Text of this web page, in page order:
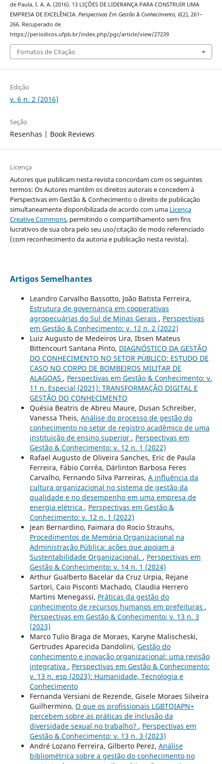
de Paula, I. A. A. (2016). 13 LIÇÕES DE LIDERANÇA PARA CONSTRUIR UMA
EMPRESA DE EXCELÊNCIA. Perspectivas Em Gestão & Conhecimento, 6(2), 261–
266. Recuperado de
https://periodicos.ufpb.br/index.php/pgc/article/view/27239
Fomatos de Citação
Edição
v. 6 n. 2 (2016)
Seção
Resenhas | Book Reviews
Licença
Autores que publicam nesta revista concordam com os seguintes
termos: Os Autores mantêm os direitos autorais e concedem à
Perspectivas em Gestão & Conhecimento o direito de publicação
simultaneamente disponibilizada de acordo com uma Licença
Creative Commons, permitindo o compartilhamento sem fins
lucrativos de sua obra pelo seu uso/citação de modo referenciado
(com reconhecimento da autoria e publicação nesta revista).
Artigos Semelhantes
Leandro Carvalho Bassotto, João Batista Ferreira,
Estrutura de governança em cooperativas
agropecuárias do Sul de Minas Gerais , Perspectivas
em Gestão & Conhecimento: v. 12 n. 2 (2022)
Luiz Augusto de Medeiros Lira, Ibsen Mateus
Bittencourt Santana Pinto, DIAGNÓSTICO DA GESTÃO
DO CONHECIMENTO NO SETOR PÚBLICO: ESTUDO DE
CASO NO CORPO DE BOMBEIROS MILITAR DE
ALAGOAS , Perspectivas em Gestão & Conhecimento: v.
11 n. Especial (2021): TRANSFORMAÇÃO DIGITAL E
GESTÃO DO CONHECIMENTO
Quésia Beatris de Abreu Maure, Dusan Schreiber,
Vanessa Theis, Análise do processo de gestão do
conhecimento no setor de registro acadêmico de uma
instituição de ensino superior , Perspectivas em
Gestão & Conhecimento: v. 12 n. 1 (2022)
Rafael Augusto de Oliveira Sanches, Eric de Paula
Ferreira, Fábio Corrêa, Dárlinton Barbosa Feres
Carvalho, Fernando Silva Parreiras, A influência da
cultura organizacional no sistema de gestão da
qualidade e no desempenho em uma empresa de
energia elétrica , Perspectivas em Gestão &
Conhecimento: v. 12 n. 1 (2022)
Jean Bernardino, Faimara do Rocio Strauhs,
Procedimentos de Memória Organizacional na
Administração Pública: ações que apoiam a
Sustentabilidade Organizacional. , Perspectivas em
Gestão & Conhecimento: v. 14 n. 1 (2024)
Arthur Gualberto Bacelar da Cruz Urpia, Rejane
Sartori, Caio Pisconti Machado, Claudia Herrero
Martins Menegassi, Práticas da gestão do
conhecimento de recursos humanos em prefeituras ,
Perspectivas em Gestão & Conhecimento: v. 13 n. 3
(2023)
Marco Tulio Braga de Moraes, Karyne Malischeski,
Gertrudes Aparecida Dandolini, Gestão do
conhecimento e inovação organizacional: uma revisão
integrativa , Perspectivas em Gestão & Conhecimento:
v. 13 n. esp (2023): Humanidade, Tecnologia e
Conhecimento
Fernanda Versiani de Rezende, Gisele Moraes Silveira
Guilhermino, O que os profissionais LGBTQIAPN+
percebem sobre as práticas de inclusão da
diversidade sexual no trabalho? , Perspectivas em
Gestão & Conhecimento: v. 13 n. 3 (2023)
André Lozano Ferreira, Gilberto Perez, Análise
bibliométrica sobre a gestão do conhecimento no